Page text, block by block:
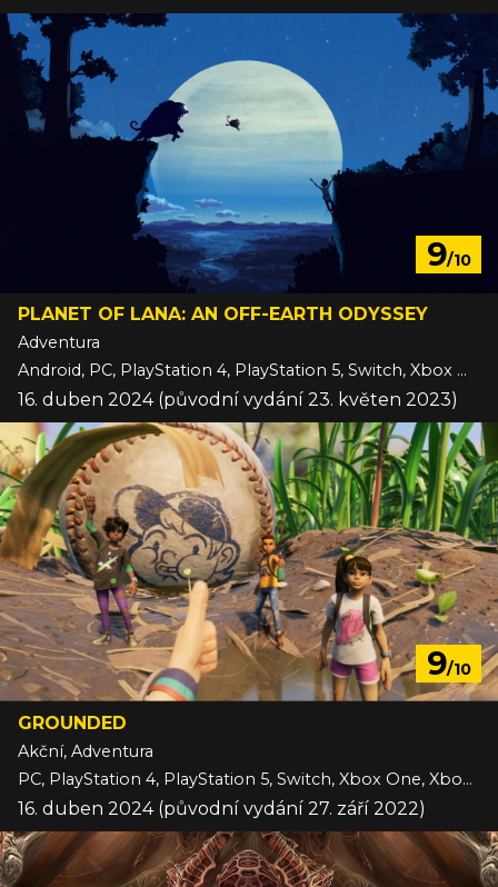
9/10
PLANET OF LANA: AN OFF-EARTH ODYSSEY
Adventura
Android, PC, PlayStation 4, PlayStation 5, Switch, Xbox One, Xbox Series, iOS
16. duben 2024 (původní vydání 23. květen 2023)
9/10
GROUNDED
Akční, Adventura
PC, PlayStation 4, PlayStation 5, Switch, Xbox One, Xbox Series
16. duben 2024 (původní vydání 27. září 2022)